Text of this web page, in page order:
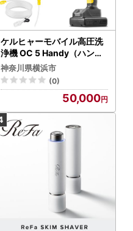
ケルヒャーモバイル高圧洗
浄機 OC 5 Handy（ハンデ
ィジェット） APV0006
神奈川県横浜市
(0)
50,000